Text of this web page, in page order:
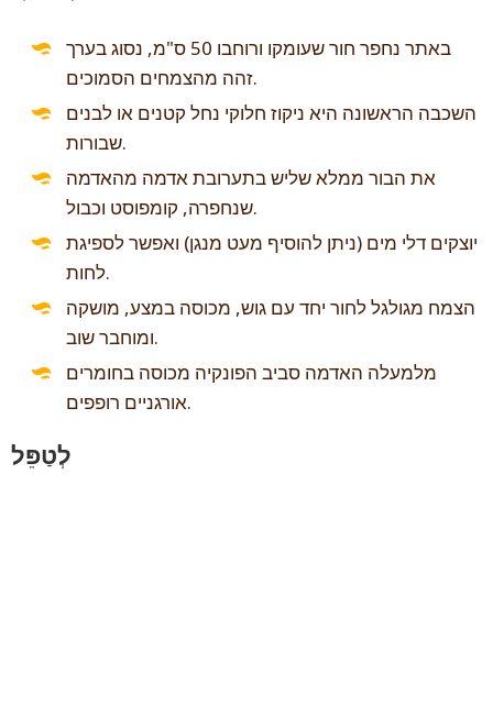
באתר נחפר חור שעומקו ורוחבו 50 ס"מ, נסוג בערך
זהה מהצמחים הסמוכים.
השכבה הראשונה היא ניקוז חלוקי נחל קטנים או לבנים
שבורות.
את הבור ממלא שליש בתערובת אדמה מהאדמה
שנחפרה, קומפוסט וכבול.
יוצקים דלי מים (ניתן להוסיף מעט מנגן) ואפשר לספיגת
לחות.
הצמח מגולגל לחור יחד עם גוש, מכוסה במצע, מושקה
ומוחבר שוב.
מלמעלה האדמה סביב הפונקיה מכוסה בחומרים
אורגניים רופפים.
לְטַפֵּל